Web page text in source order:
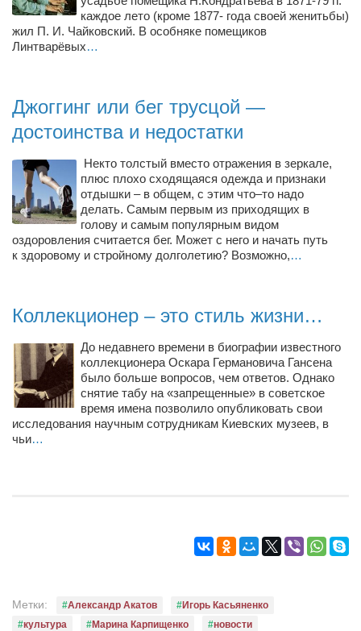
каждое лето (кроме 1877- года своей женитьбы)
жил П. И. Чайковский. В особняке помещиков
Линтварёвых…
Джоггинг или бег трусцой —
достоинства и недостатки
Некто толстый вместо отражения в зеркале,
плюс плохо сходящаяся одежда и признаки
отдышки – в общем, с этим что–то надо
делать. Самым первым из приходящих в
голову и самым популярным видом
оздоровления считается бег. Может с него и начать путь
к здоровому и стройному долголетию? Возможно,…
Коллекционер – это стиль жизни…
До недавнего времени в биографии известного
коллекционера Оскара Германовича Гансена
было больше вопросов, чем ответов. Однако
снятие табу на «запрещенные» в советское
время имена позволило опубликовать свои
исследования научным сотрудникам Киевских музеев, в
чьи…
Метки: Александр Акатов
Игорь Касьяненко
культура
Марина Карпищенко
новости